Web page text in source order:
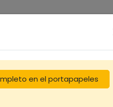
en el portapapeles